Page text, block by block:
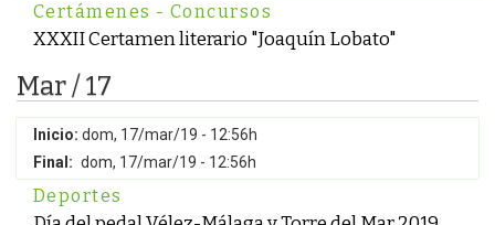
Certámenes - Concursos
XXXII Certamen literario "Joaquín Lobato"
Mar / 17
Inicio: dom, 17/mar/19 - 12:56h
Final: dom, 17/mar/19 - 12:56h
Deportes